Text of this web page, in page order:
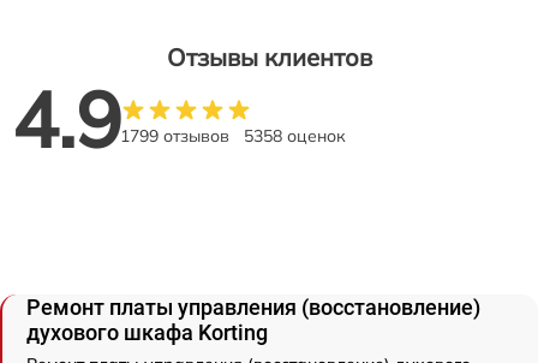
Отзывы клиентов
4.91799 отзывов 5358 оценок
Ремонт платы управления (восстановление)
духового шкафа Korting